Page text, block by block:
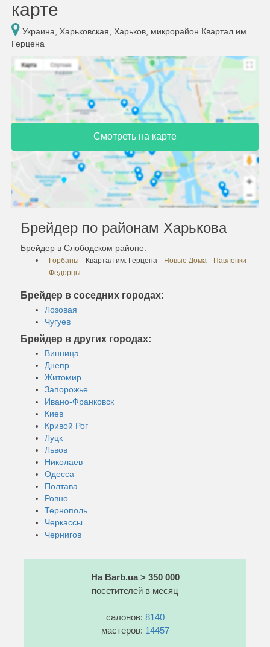
карте
Украина, Харьковская, Харьков, микрорайон Квартал им.
Герцена
Смотреть на карте
Брейдер по районам Харькова
Брейдер в Слободском районе:
- Горбаны - Квартал им. Герцена - Новые Дома - Павленки
- Федорцы
Брейдер в соседних городах:
Лозовая
Чугуев
Брейдер в других городах:
Винница
Днепр
Житомир
Запорожье
Ивано-Франковск
Киев
Кривой Рог
Луцк
Львов
Николаев
Одесса
Полтава
Ровно
Тернополь
Черкассы
Чернигов
На Barb.ua > 350 000
посетителей в месяц
салонов: 8140
мастеров: 14457